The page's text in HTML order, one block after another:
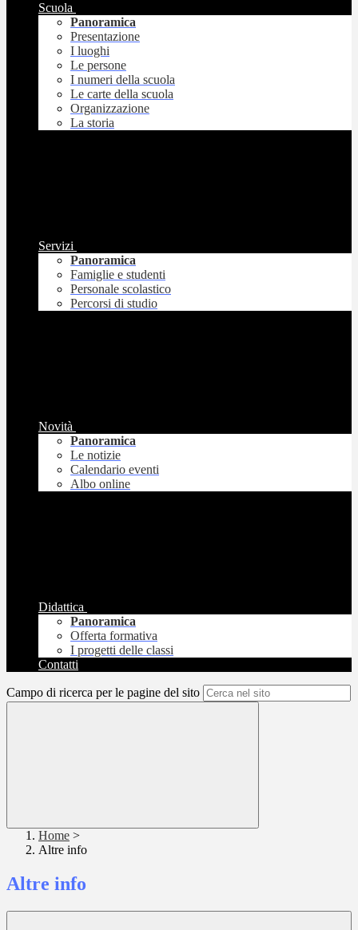
Scuola
Panoramica
Presentazione
I luoghi
Le persone
I numeri della scuola
Le carte della scuola
Organizzazione
La storia
Servizi
Panoramica
Famiglie e studenti
Personale scolastico
Percorsi di studio
Novità
Panoramica
Le notizie
Calendario eventi
Albo online
Didattica
Panoramica
Offerta formativa
I progetti delle classi
Contatti
Campo di ricerca per le pagine del sito
Home >
Altre info
Altre info